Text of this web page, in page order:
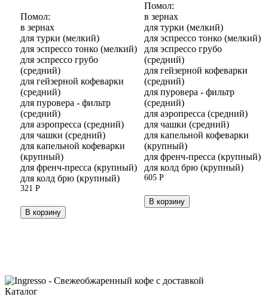
Помол:
в зернах
для турки (мелкий)
для эспрессо тонко (мелкий)
для эспрессо грубо
(средний)
для гейзерной кофеварки
(средний)
для пуровера - фильтр
(средний)
для аэропресса (средний)
для чашки (средний)
для капельной кофеварки
(крупный)
для френч-пресса (крупный)
для колд брю (крупный)
605 Р
В корзину
Помол:
в зернах
для турки (мелкий)
для эспрессо тонко (мелкий)
для эспрессо грубо
(средний)
для гейзерной кофеварки
(средний)
для пуровера - фильтр
(средний)
для аэропресса (средний)
для чашки (средний)
для капельной кофеварки
(крупный)
для френч-пресса (крупный)
для колд брю (крупный)
321 Р
В корзину
Каталог